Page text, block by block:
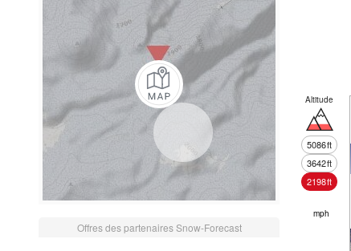
Offres des partenaires Snow-Forecast
Altitude
5086ft
3642ft
2198ft
mph